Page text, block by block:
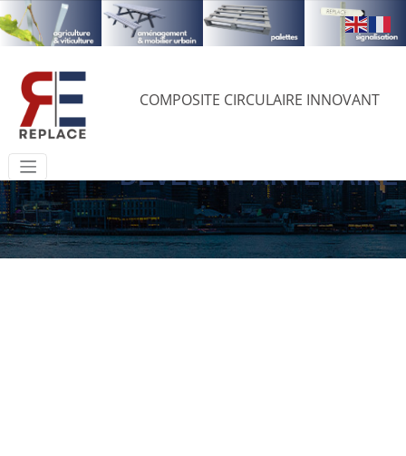
COMPOSITE CIRCULAIRE INNOVANT
Accueil »DEVENIR PARTENAIRE
DEVENIR PARTENAIRE